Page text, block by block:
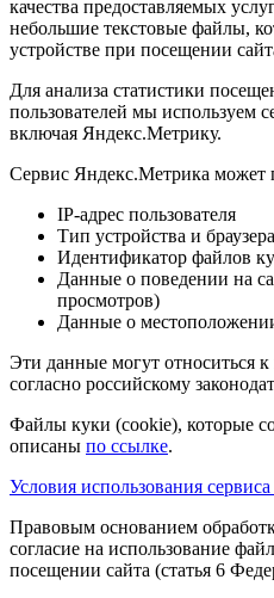
качества предоставляемых
небольшие текстовые файлы,
устройстве при посещении
Для анализа статистики
пользователей мы используем
включая Яндекс.Метрику.
Сервис Яндекс.Метрика может
IP-адрес пользователя
Тип устройства и браузера
Идентификатор файлов
Данные о поведении на
просмотров)
Данные о
Эти данные могут относиться
согласно российскому
Файлы куки (cookie), которые
описаны по ссылке.
Условия использования
Правовым основанием
согласие на использование
посещении сайта (статья 6